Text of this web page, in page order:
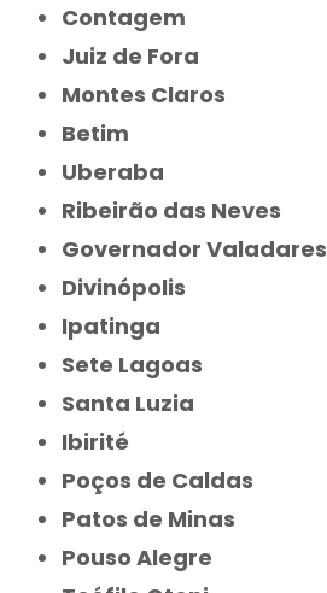
Contagem
Juiz de Fora
Montes Claros
Betim
Uberaba
Ribeirão das Neves
Governador Valadares
Divinópolis
Ipatinga
Sete Lagoas
Santa Luzia
Ibirité
Poços de Caldas
Patos de Minas
Pouso Alegre